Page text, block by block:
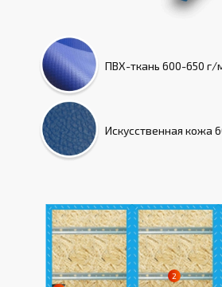
ПВХ-ткань 600-650 г/
Искусcтвенная кожа